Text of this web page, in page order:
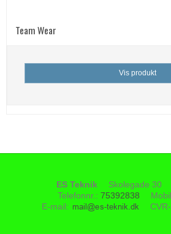
Team Wear
Vis produkt
ES Teknik Skolegade 30
Telefonnr.: 75392838
E-mail: